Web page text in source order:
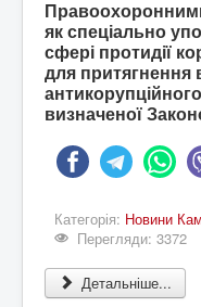
як спеціально
сфері протидії
для притягнення
визначеної
Категорія: Новини
Перегляди: 3372
Детальніше...